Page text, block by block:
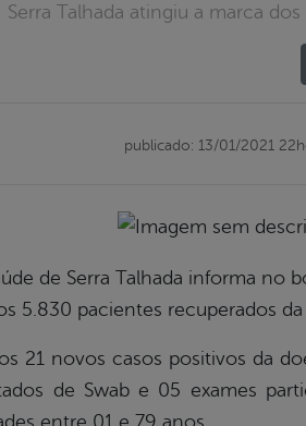
Serra Talhada atingiu a marca
publicado: 13/01/2021
de Serra Talhada informa
5.830 pacientes recuperados
21 novos casos positivos da
de Swab e 05 exames